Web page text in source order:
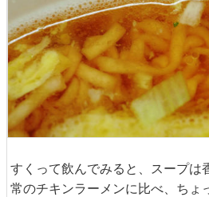
すくって飲んでみると、スープは
常のチキンラーメンに比べ、ちょ